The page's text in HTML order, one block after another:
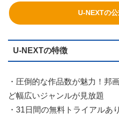
U-NEXTの
U-NEXTの特徴
・圧倒的な作品数が魅力！邦
ど幅広いジャンルが見放題
・31日間の無料トライアルあり